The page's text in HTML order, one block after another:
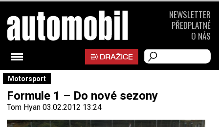
Motorsport
Formule 1 – Do nové sezony
Tom Hyan 03.02.2012 13:24
NEWSLETTER
PŘEDPLATNÉ
O NÁS